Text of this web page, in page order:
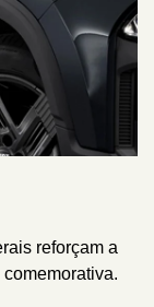
reforçam a